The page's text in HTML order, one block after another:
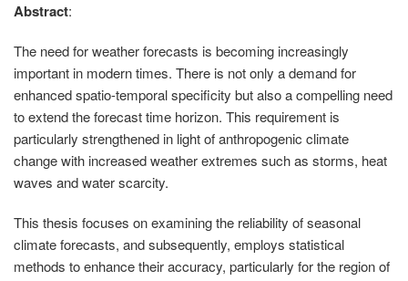
Abstract:
The need for weather forecasts is becoming increasingly
important in modern times. There is not only a demand for
enhanced spatio-temporal specificity but also a compelling need
to extend the forecast time horizon. This requirement is
particularly strengthened in light of anthropogenic climate
change with increased weather extremes such as storms, heat
waves and water scarcity.
This thesis focuses on examining the reliability of seasonal
climate forecasts, and subsequently, employs statistical
methods to enhance their accuracy, particularly for the region of